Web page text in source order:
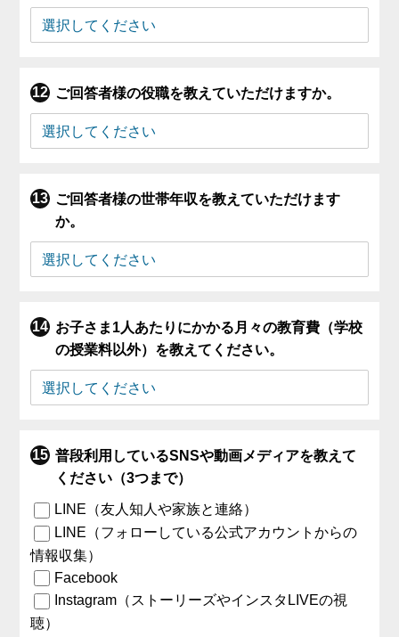
ご回答者様の役職を教えていただけますか。
ご回答者様の世帯年収を教えていただけます
か。
お子さま1人あたりにかかる月々の教育費（学校
の授業料以外）を教えてください。
普段利用しているSNSや動画メディアを教えて
ください（3つまで）
LINE（友人知人や家族と連絡）
LINE（フォローしている公式アカウントからの
情報収集）
Facebook
Instagram（ストーリーズやインスタLIVEの視
聴）